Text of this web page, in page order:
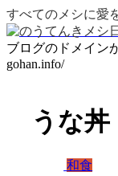
すべてのメシに愛
ブログのドメイン
gohan.info/
うな丼
和食